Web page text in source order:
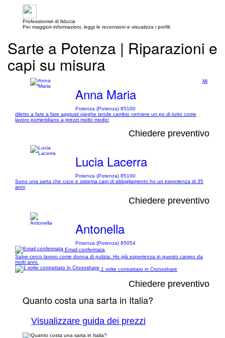
Professionisti di fiducia
Per maggiori informazioni, leggi le recensioni e visualizza i profili.
Sarte a Potenza | Riparazioni e
capi su misura
Anna Maria
Potenza (Potenza) 85100
Mi
diletto a fare a fare aggiusti pieghe tende cambio cerniere un po di tutto come
lavoro pomeridiano a prezzi molto modici
Chiedere preventivo
Lucia Lacerra
Potenza (Potenza) 85100
Sono una sarta che cuce e sistema capi di abbigliamento ho un esperienza di 35
anni
Chiedere preventivo
Antonella
Potenza (Potenza) 85054
Email confermata
Salve cerco lavoro come donna di pulizia. Ho già esperienza in questo campo da
molti anni.
1 volte contrattato in Cronoshare
Chiedere preventivo
Quanto costa una sarta in Italia?
Visualizzare guida dei prezzi